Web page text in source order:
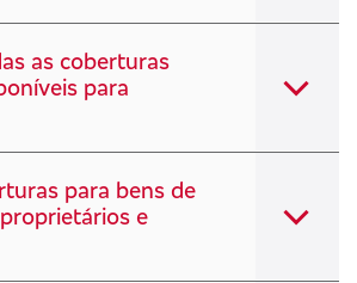
as coberturas
para
para bens de
e